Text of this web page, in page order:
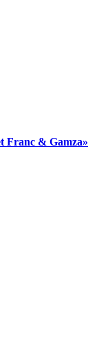
Franc & Gamza»